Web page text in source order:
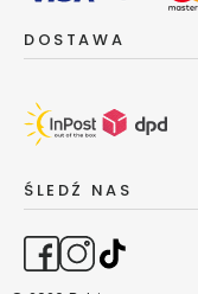
i
m
t
g
e
DOSTAWA
ŚLEDŹ NAS